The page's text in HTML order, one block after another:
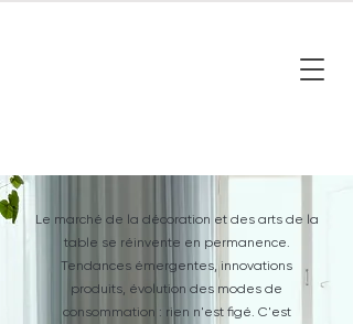
Le marché de la décoration et des arts de la
table se réinvente en permanence.
Tendances émergentes, innovations
produits, évolution des modes de
consommation : rien n'est figé. C'est